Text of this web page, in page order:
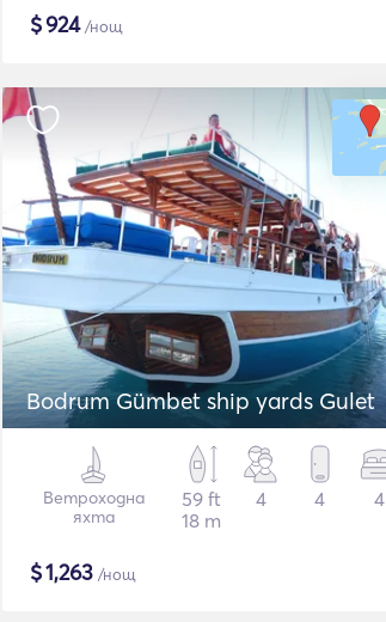
$924/нощ
Bodrum Gümbet ship yards Gulet
Ветроходна
яхта
59 ft
18 m
4 4 4
$1,263 /нощ